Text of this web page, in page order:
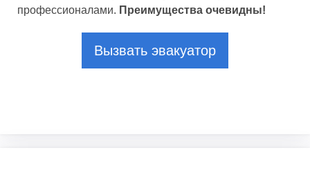
профессионалами. Преимущества очевидны!
Вызвать эвакуатор